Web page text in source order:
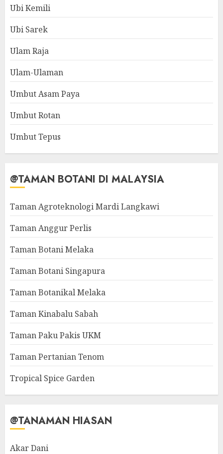
Ubi Kemili
Ubi Sarek
Ulam Raja
Ulam-Ulaman
Umbut Asam Paya
Umbut Rotan
Umbut Tepus
@TAMAN BOTANI DI MALAYSIA
Taman Agroteknologi Mardi Langkawi
Taman Anggur Perlis
Taman Botani Melaka
Taman Botani Singapura
Taman Botanikal Melaka
Taman Kinabalu Sabah
Taman Paku Pakis UKM
Taman Pertanian Tenom
Tropical Spice Garden
@TANAMAN HIASAN
Akar Dani